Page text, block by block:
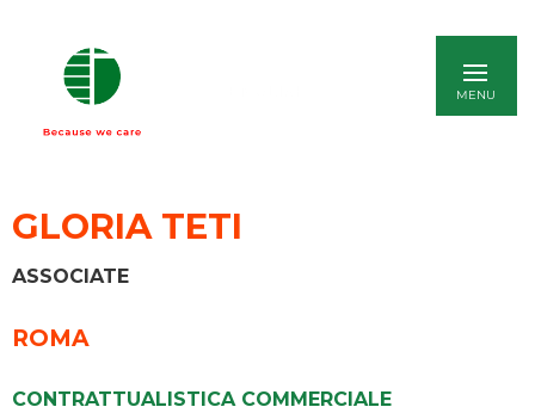
GLORIA TETI
ASSOCIATE
ROMA
CONTRATTUALISTICA COMMERCIALE